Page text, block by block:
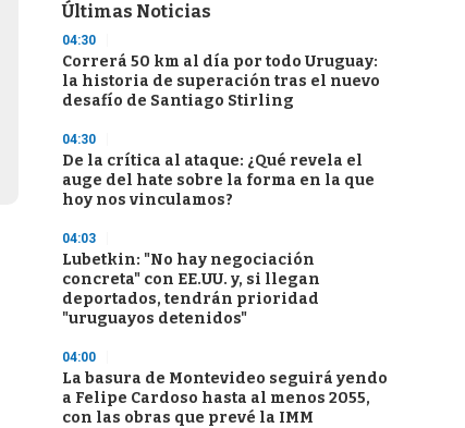
Últimas Noticias
04:30
Correrá 50 km al día por todo Uruguay:
la historia de superación tras el nuevo
desafío de Santiago Stirling
04:30
De la crítica al ataque: ¿Qué revela el
auge del hate sobre la forma en la que
hoy nos vinculamos?
04:03
Lubetkin: "No hay negociación
concreta" con EE.UU. y, si llegan
deportados, tendrán prioridad
"uruguayos detenidos"
04:00
La basura de Montevideo seguirá yendo
a Felipe Cardoso hasta al menos 2055,
con las obras que prevé la IMM